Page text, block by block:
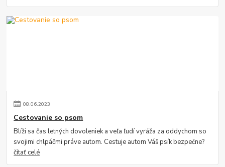
08.06.2023
Cestovanie so psom
Blíži sa čas letných dovoleniek a veľa ľudí vyráža za oddychom so
svojimi chlpáčmi práve autom. Cestuje autom Váš psík bezpečne?
čítať celé